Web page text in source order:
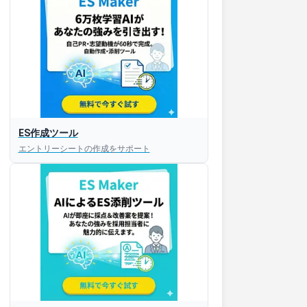
ES作成ツール
エントリーシートの作成をサポート